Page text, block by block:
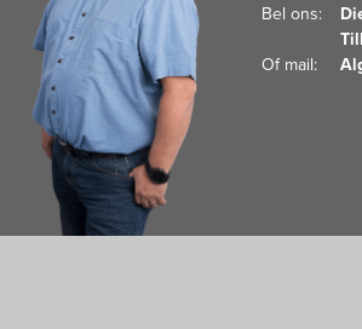
Bel ons:
Of mail: